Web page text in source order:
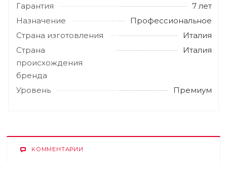
Гарантия
7 лет
Назначение
Профессиональное
Страна изготовления
Италия
Страна
происхождения
бренда
Италия
Уровень Премиум
КОММЕНТАРИИ